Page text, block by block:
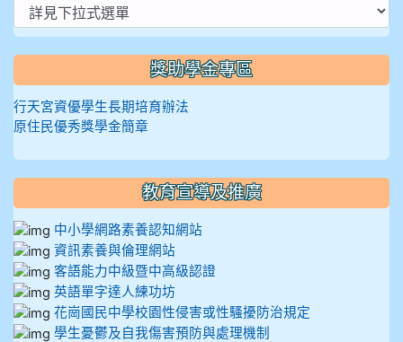
獎助學金專區
行天宮資優學生長期培育辦法
原住民優秀獎學金簡章
教育宣導及推廣
中小學網路素養認知網站
資訊素養與倫理網站
客語能力中級暨中高級認證
英語單字達人練功坊
花崗國民中學校園性侵害或性騷擾防治規定
學生憂鬱及自我傷害預防與處理機制